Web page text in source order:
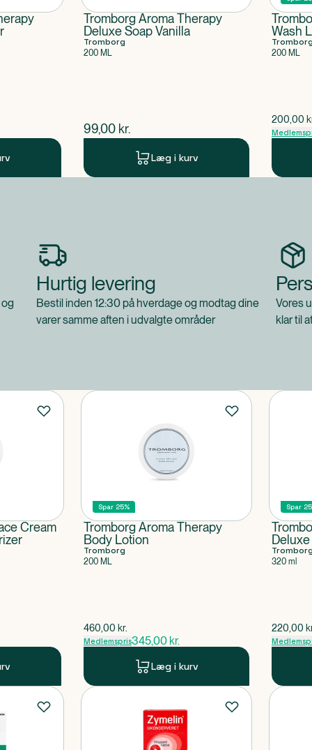
Tromborg Aroma Therapy
Deluxe Soap Vanilla
Tromborg
200 ML
$nuværende pris
99,00 kr.
Læg i kurv
Wash
200 ML
$
200,00
Hurtig levering
Bestil inden 12:30 på hverdage og modtag dine
varer samme aften i udvalgte områder
Vores
klar til
Cream
Spar 25%
Tromborg Aroma Therapy
Body Lotion
Tromborg
200 ML
$gammel pris
460,00 kr.
Medlemspris345,00 kr.
Læg i kurv
Spar
320 ml
$
220,00